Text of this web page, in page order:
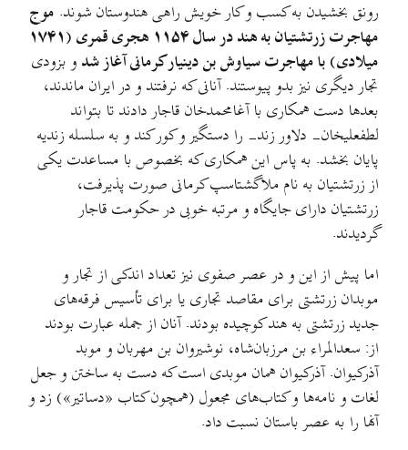
رونق بخشیدن به کسب و کار خویش راهی هندوستان شوند. موج
مهاجرت زرتشتیان به هند در سال ۱۱۵۴ هجری قمری (۱۷۴۱
میلادی) با مهاجرت سیاوش بن دینیار کرمانی آغاز شد و بزودی
تجار دیگری نیز بدو پیوستند. آنانی که نرفتند و در ایران ماندند،
بعدها دست همکاری با آغامحمدخان قاجار دادند تا بتواند
لطفعلیخان- دلاور زند- را دستگیر و کور کند و به سلسله زندیه
پایان بخشد. به پاس این همکاری که بخصوص با مساعدت یکی
از زرتشتیان به نام ملاگشتاسپ کرمانی صورت پذیرفت،
زرتشتیان دارای جایگاه و مرتبه خوبی در حکومت قاجار
گردیدند.
اما پیش از این و در عصر صفوی نیز تعداد اندکی از تجار و
موبدان زرتشتی برای مقاصد تجاری یا برای تأسیس فرقه‌های
جدید زرتشتی به هند کوچیده بودند. آنان از جمله عبارت بودند
از: سعدالمراء بن مرزبان‌شاه، نوشیروان بن مهربان و موبد
آذرکیوان. آذرکیوان همان موبدی است که دست به ساختن و جعل
لغات و نامه‌ها و کتاب‌های مجعول (همچون کتاب «دساتیر») زد و
آنها را به عصر باستان نسبت داد.